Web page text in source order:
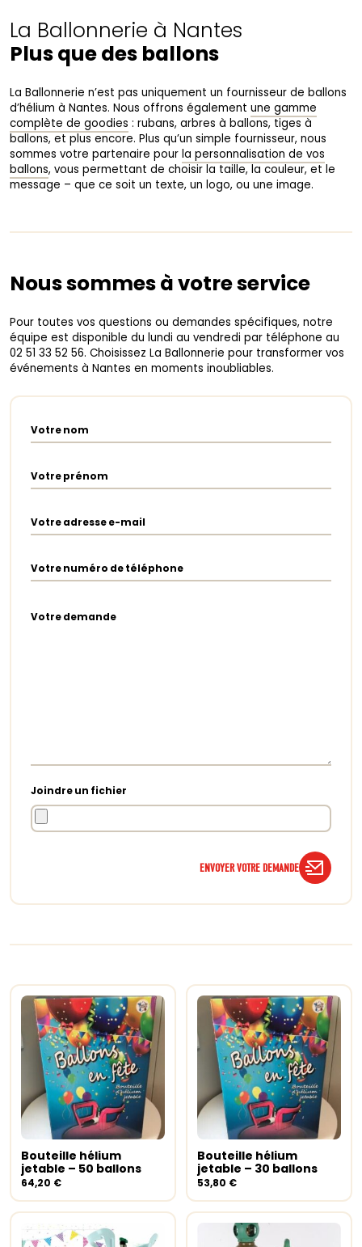
La Ballonnerie à Nantes
Plus que des ballons
La Ballonnerie n’est pas uniquement un fournisseur de ballons
d’hélium à Nantes. Nous offrons également une gamme
complète de goodies : rubans, arbres à ballons, tiges à
ballons, et plus encore. Plus qu’un simple fournisseur, nous
sommes votre partenaire pour la personnalisation de vos
ballons, vous permettant de choisir la taille, la couleur, et le
message – que ce soit un texte, un logo, ou une image.
Nous sommes à votre service
Pour toutes vos questions ou demandes spécifiques, notre
équipe est disponible du lundi au vendredi par téléphone au
02 51 33 52 56. Choisissez La Ballonnerie pour transformer vos
événements à Nantes en moments inoubliables.
Votre nom
Votre prénom
Votre adresse e-mail
Votre numéro de téléphone
Votre demande
Joindre un fichier
ENVOYER VOTRE DEMANDE
Ajouter au panier
Bouteille hélium
jetable – 50 ballons
64,20 €
Ajouter au panier
Bouteille hélium
jetable – 30 ballons
53,80 €